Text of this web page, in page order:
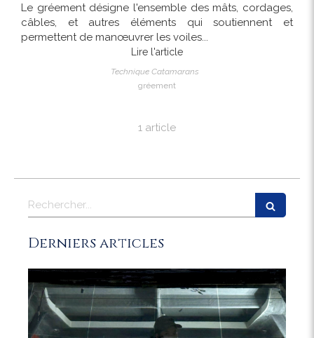
Le gréement désigne l'ensemble des mâts, cordages,
câbles, et autres éléments qui soutiennent et
permettent de manœuvrer les voiles...
Lire l'article
Technique Catamarans
gréement
1 article
Rechercher
Derniers articles